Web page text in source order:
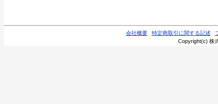
会社概要 特定商取引に関する記述
Copyright(c) 株